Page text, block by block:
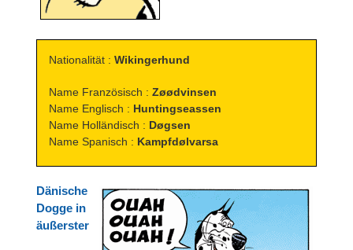
Nationalität : Wikingerhund
Name Französisch : Zøødvinsen
Name Englisch : Huntingseassen
Name Holländisch : Døgsen
Name Spanisch : Kampfdølvarsa
Dänische
Dogge in
äußerster